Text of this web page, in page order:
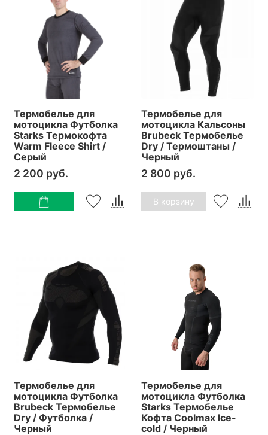
Термобелье для
мотоцикла Футболка
Starks Термокофта
Warm Fleece Shirt /
Серый
2 200 руб.
Термобелье для
мотоцикла Кальсоны
Brubeck Термобелье
Dry / Термоштаны /
Черный
2 800 руб.
В корзину
Термобелье для
мотоцикла Футболка
Brubeck Термобелье
Dry / Футболка /
Черный
Термобелье для
мотоцикла Футболка
Starks Термобелье
Кофта Coolmax Ice-
cold / Черный